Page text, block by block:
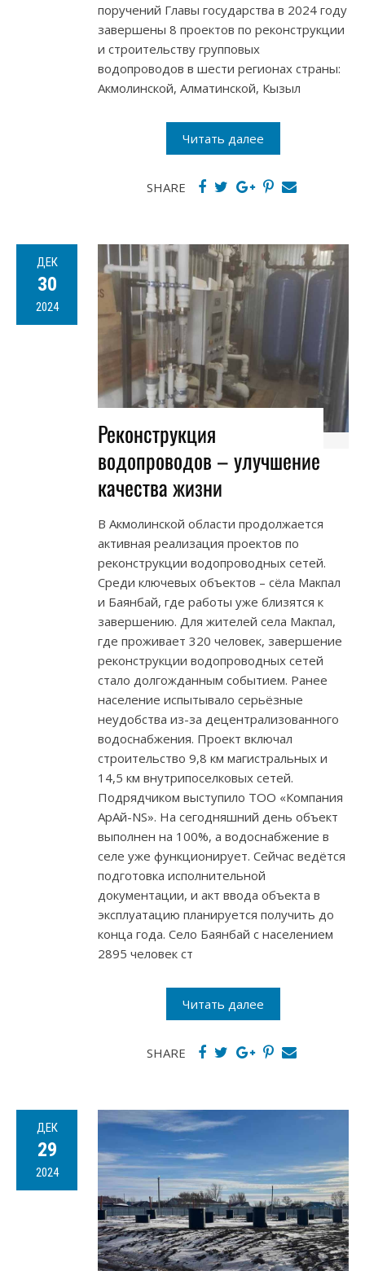
поручений Главы государства в 2024 году
завершены 8 проектов по реконструкции
и строительству групповых
водопроводов в шести регионах страны:
Акмолинской, Алматинской, Кызыл
Читать далее
SHARE
ДЕК
30
2024
Реконструкция
водопроводов – улучшение
качества жизни
В Акмолинской области продолжается
активная реализация проектов по
реконструкции водопроводных сетей.
Среди ключевых объектов – сёла Макпал
и Баянбай, где работы уже близятся к
завершению. Для жителей села Макпал,
где проживает 320 человек, завершение
реконструкции водопроводных сетей
стало долгожданным событием. Ранее
население испытывало серьёзные
неудобства из-за децентрализованного
водоснабжения. Проект включал
строительство 9,8 км магистральных и
14,5 км внутрипоселковых сетей.
Подрядчиком выступило ТОО «Компания
АрАй-NS». На сегодняшний день объект
выполнен на 100%, а водоснабжение в
селе уже функционирует. Сейчас ведётся
подготовка исполнительной
документации, и акт ввода объекта в
эксплуатацию планируется получить до
конца года. Село Баянбай с населением
2895 человек ст
Читать далее
SHARE
ДЕК
29
2024